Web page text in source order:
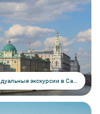
Индивидуальные экскурсии в Санкт-Петербурге